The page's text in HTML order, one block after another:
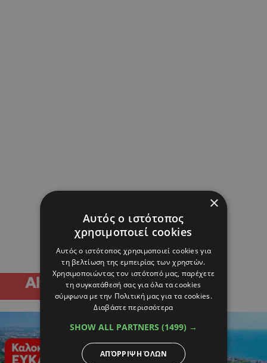
×
Αυτός ο ιστότοπος
χρησιμοποιεί cookies
Αυτός ο ιστότοπος χρησιμοποιεί cookies για
τη βελτίωση της εμπειρίας των χρηστών.
Χρησιμοποιώντας τον ιστότοπό μας, παρέχετε
τη συγκατάθεσή σας για όλα τα cookies
σύμφωνα με την Πολιτική μας για τα cookies.
Διαβάστε περισσότερα
SHOW ALL PARTNERS (1499) →
ΑΠΌΡΡΙΨΗ ΌΛΩΝ